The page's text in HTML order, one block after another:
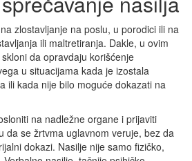
zlostavljanje na poslu, u porodici ili na
ili maltretiranja. Dakle, u ovim
da opravdaju korišćenje
u situacijama kada je izostala
ili kada nije bilo moguće dokazati na
na nadležne organe i prijaviti
da se žrtvma uglavnom veruje, bez da
dokazi. Nasilje nije samo fizičko,